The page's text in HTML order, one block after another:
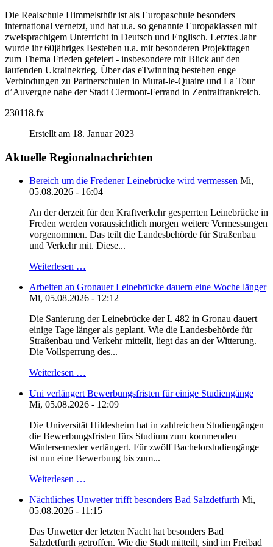
Die Realschule Himmelsthür ist als Europaschule besonders
international vernetzt, und hat u.a. so genannte Europaklassen mit
zweisprachigem Unterricht in Deutsch und Englisch. Letztes Jahr
wurde ihr 60jähriges Bestehen u.a. mit besonderen Projekttagen
zum Thema Frieden gefeiert - insbesondere mit Blick auf den
laufenden Ukrainekrieg. Über das eTwinning bestehen enge
Verbindungen zu Partnerschulen in Murat-le-Quaire und La Tour
d’Auvergne nahe der Stadt Clermont-Ferrand in Zentralfrankreich.
230118.fx
Erstellt am 18. Januar 2023
Aktuelle Regionalnachrichten
Bereich um die Fredener Leinebrücke wird vermessen Mi,
05.08.2026 - 16:04
An der derzeit für den Kraftverkehr gesperrten Leinebrücke in
Freden werden voraussichtlich morgen weitere Vermessungen
vorgenommen. Das teilt die Landesbehörde für Straßenbau
und Verkehr mit. Diese...
Weiterlesen …
Arbeiten an Gronauer Leinebrücke dauern eine Woche länger
Mi, 05.08.2026 - 12:12
Die Sanierung der Leinebrücke der L 482 in Gronau dauert
einige Tage länger als geplant. Wie die Landesbehörde für
Straßenbau und Verkehr mitteilt, liegt das an der Witterung.
Die Vollsperrung des...
Weiterlesen …
Uni verlängert Bewerbungsfristen für einige Studiengänge
Mi, 05.08.2026 - 12:09
Die Universität Hildesheim hat in zahlreichen Studiengängen
die Bewerbungsfristen fürs Studium zum kommenden
Wintersemester verlängert. Für zwölf Bachelorstudiengänge
ist nun eine Bewerbung bis zum...
Weiterlesen …
Nächtliches Unwetter trifft besonders Bad Salzdetfurth Mi,
05.08.2026 - 11:15
Das Unwetter der letzten Nacht hat besonders Bad
Salzdetfurth getroffen. Wie die Stadt mitteilt, sind im Freibad